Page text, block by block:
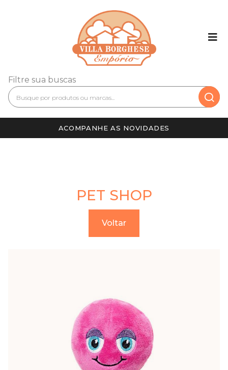
Filtre sua buscas
ACOMPANHE AS NOVIDADES
PET SHOP
Voltar